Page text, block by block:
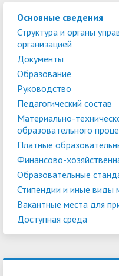
Основные сведения
Структура и органы
организацией
Документы
Образование
Руководство
Педагогический состав
Материально-
образовательного
Платные
Финансово-
Образовательные
Стипендии и иные виды
Вакантные места для
Доступная среда